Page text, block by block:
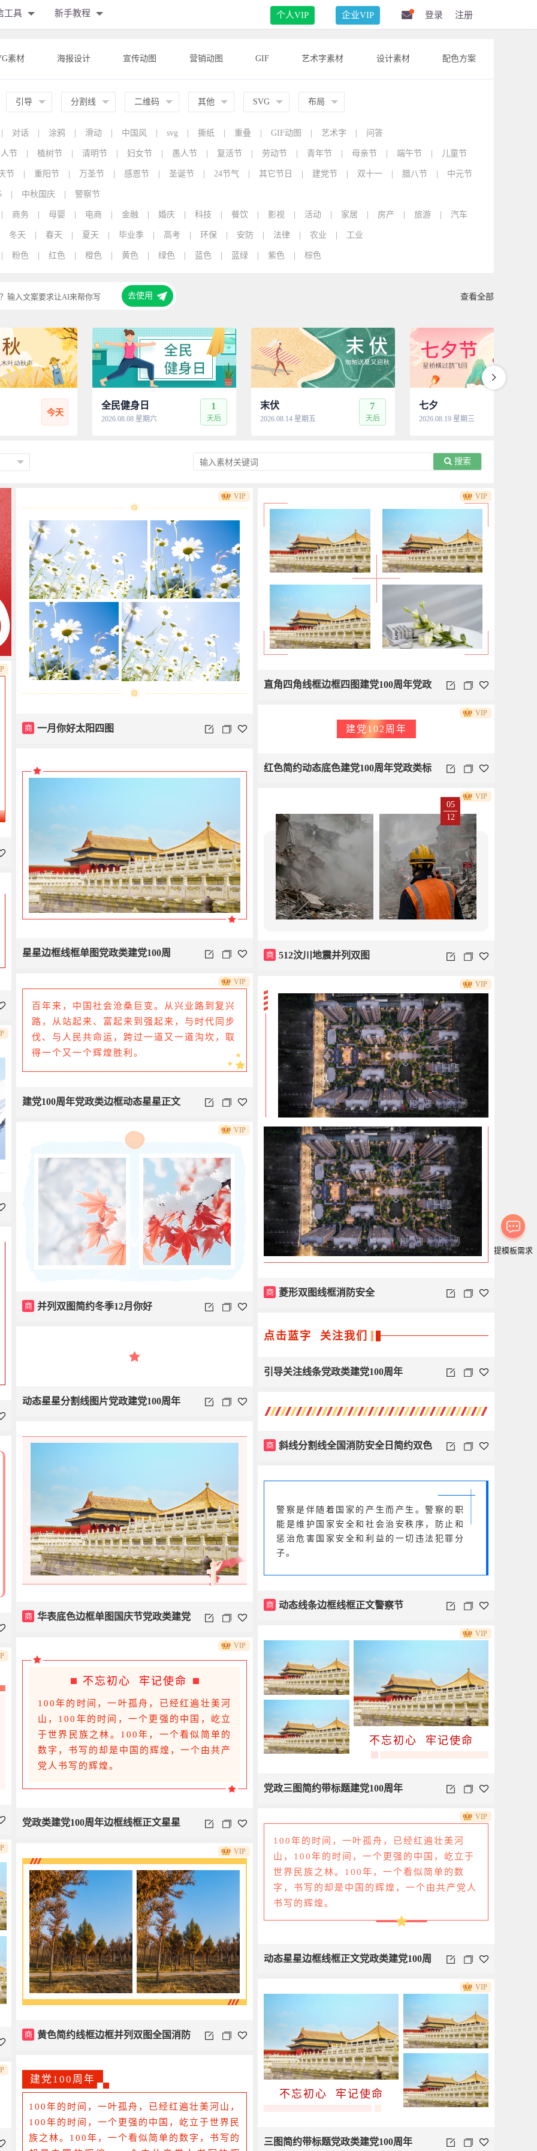
工具 新手教程 个人VIP 企业VIP 登录 注册
素材 海报设计 宣传动图 营销动图 GIF 艺术字素材 设计素材 配色方案
引导 分割线 二维码 其他 SVG 布局
对话 涂鸦 滑动 中国风 svg 撕纸 重叠 GIF动图 艺术字 问答
节 植树节 清明节 妇女节 愚人节 复活节 劳动节 青年节 母亲节 端午节 儿童节
节 重阳节 万圣节 感恩节 圣诞节 24节气 其它节日 建党节 双十一 腊八节 中元节
中秋国庆 警察节
商务 母婴 电商 金融 婚庆 科技 餐饮 影视 活动 家居 房产 旅游 汽车
冬天 春天 夏天 毕业季 高考 环保 安防 法律 农业 工业
粉色 红色 橙色 黄色 绿色 蓝色 蓝绿 紫色 棕色
输入文案要求让AI来帮你写 去使用 查看全部
今天
全民健身日
2026.08.08 星期六
1
天后
末伏
2026.08.14 星期五
7
天后
七夕
2026.08.19 星期三
搜索
商 一月你好太阳四图
VIP
直角四角线框边框四图建党100周年党政
VIP
建党102周年
红色简约动态底色建党100周年党政类标
VIP
星星边框线框单图党政类建党100周
05
12
商 512汶川地震并列双图
VIP
百年来，中国社会沧桑巨变。从兴业路到复兴
路，从站起来、富起来到强起来，与时代同步
伐、与人民共命运，跨过一道又一道沟坎，取
得一个又一个辉煌胜利。
建党100周年党政类边框动态星星正文
VIP
商 菱形双图线框消防安全
VIP
商 并列双图简约冬季12月你好
VIP
点击蓝字 关注我们
引导关注线条党政类建党100周年
动态星星分割线图片党政建党100周年
商 斜线分割线全国消防安全日简约双色
商 华表底色边框单图国庆节党政类建党
警察是伴随着国家的产生而产生。警察的职
能是维护国家安全和社会治安秩序，防止和
惩治危害国家安全和利益的一切违法犯罪分
子。
商 动态线条边框线框正文警察节
不忘初心 牢记使命
党政三图简约带标题建党100周年
VIP
不忘初心 牢记使命
100年的时间，一叶孤舟，已经红遍壮美河
山，100年的时间，一个更强的中国，屹立
于世界民族之林。100年，一个看似简单的
数字，书写的却是中国的辉煌，一个由共产
党人书写的辉煌。
党政类建党100周年边框线框正文星星
VIP
100年的时间，一叶孤舟，已经红遍壮美河
山，100年的时间，一个更强的中国，屹立于
世界民族之林。100年，一个看似简单的数
字，书写的却是中国的辉煌，一个由共产党人
书写的辉煌。
动态星星边框线框正文党政类建党100周
VIP
商 黄色简约线框边框并列双图全国消防
VIP
不忘初心 牢记使命
三图简约带标题党政类建党100周年
VIP
建党100周年
100年的时间，一叶孤舟，已经红遍壮美河山，
100年的时间，一个更强的中国，屹立于世界民
族之林。100年，一个看似简单的数字，书写的
提模板需求